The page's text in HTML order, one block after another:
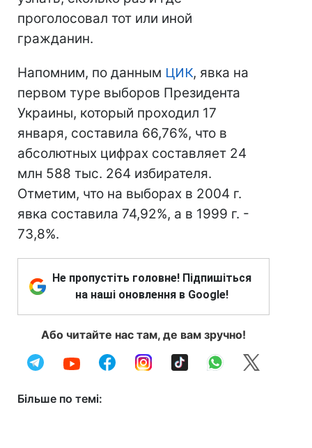
проголосовал тот или иной
гражданин.
Напомним, по данным ЦИК, явка на
первом туре выборов Президента
Украины, который проходил 17
января, составила 66,76%, что в
абсолютных цифрах составляет 24
млн 588 тыс. 264 избирателя.
Отметим, что на выборах в 2004 г.
явка составила 74,92%, а в 1999 г. -
73,8%.
Не пропустіть головне! Підпишіться
на наші оновлення в Google!
Або читайте нас там, де вам зручно!
Більше по темі: